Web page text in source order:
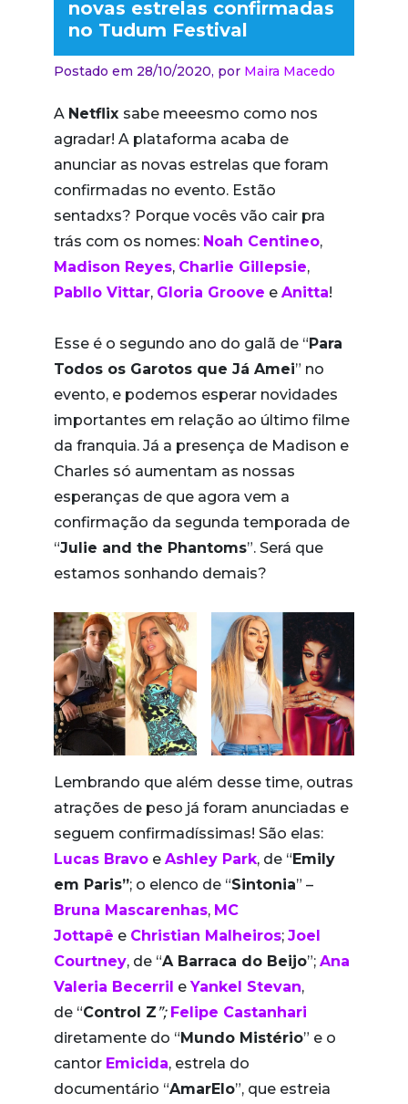
novas estrelas confirmadas
no Tudum Festival
Postado em 28/10/2020, por Maira Macedo
A Netflix sabe meeesmo como nos
agradar! A plataforma acaba de
anunciar as novas estrelas que foram
confirmadas no evento. Estão
sentadxs? Porque vocês vão cair pra
trás com os nomes: Noah Centineo,
Madison Reyes, Charlie Gillepsie,
Pabllo Vittar, Gloria Groove e Anitta!
Esse é o segundo ano do galã de “Para
Todos os Garotos que Já Amei” no
evento, e podemos esperar novidades
importantes em relação ao último filme
da franquia. Já a presença de Madison e
Charles só aumentam as nossas
esperanças de que agora vem a
confirmação da segunda temporada de
“Julie and the Phantoms”. Será que
estamos sonhando demais?
Lembrando que além desse time, outras
atrações de peso já foram anunciadas e
seguem confirmadíssimas! São elas:
Lucas Bravo e Ashley Park, de “Emily
em Paris”; o elenco de “Sintonia” –
Bruna Mascarenhas, MC
Jottapê e Christian Malheiros; Joel
Courtney, de “A Barraca do Beijo”; Ana
Valeria Becerril eYankel Stevan,
de “Control Z ”; Felipe Castanhari
diretamente do “Mundo Mistério” e o
cantor Emicida, estrela do
documentário “AmarElo”, que estreia